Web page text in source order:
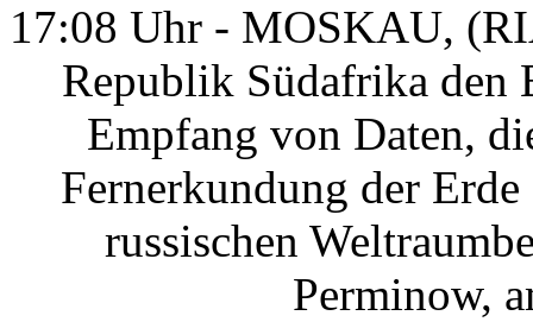
17:08 Uhr - MOSKAU,
Republik Südafrika den
Empfang von Daten,
Fernerkundung der
russischen
Perminow,